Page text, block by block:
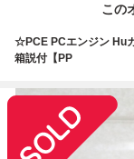
この
☆PCE PCエンジン Hu
箱説付【PP